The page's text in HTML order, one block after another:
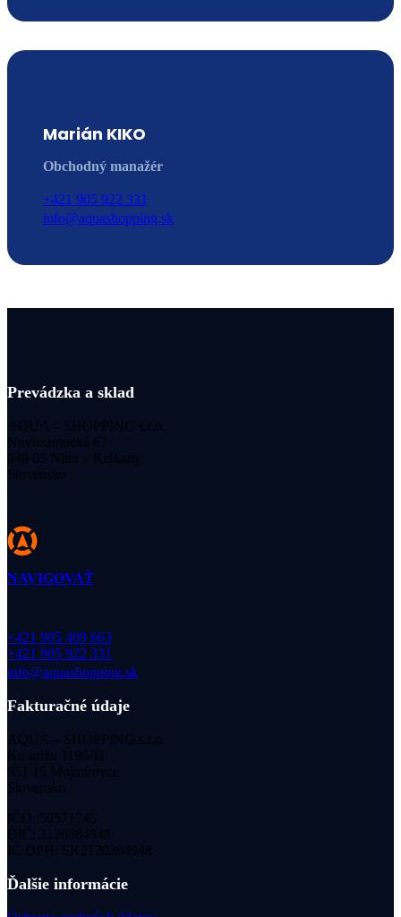
Marián KIKO
Obchodný manažér
+421 905 922 331
info@aquashopping.sk
Prevádzka a sklad
AQUA – SHOPPING s.r.o.
Novozámocká 67
949 05 Nitra – Krškany
Slovensko
NAVIGOVAŤ
+421 905 409 663
+421 905 922 331
info@aquashopping.sk
Fakturačné údaje
AQUA – SHOPPING s.r.o.
Ku krížu 1196/11
951 15 Mojmírovce
Slovensko
IČO: 50571745
DIČ: 2120384948
IČ DPH: SK2120384948
Ďalšie informácie